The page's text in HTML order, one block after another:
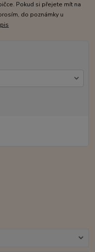
Pokud si přejete mít na
do poznámky u